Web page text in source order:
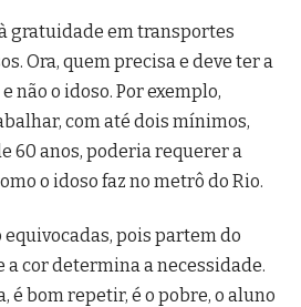
gratuidade em transportes
Ora, quem precisa e deve ter a
não o idoso. Por exemplo,
com até dois mínimos,
60 anos, poderia requerer a
o idoso faz no metrô do Rio.
pois partem do
cor determina a necessidade.
é bom repetir, é o pobre, o aluno